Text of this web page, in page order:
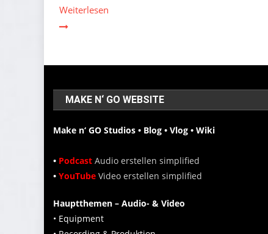
Weiterlesen
MAKE N‘ GO WEBSITE
Make n‘ GO Studios • Blog • Vlog • Wiki
• PodcastAudio erstellen simplified
•YouTubeVideo erstellen simplified
Hauptthemen – Audio- & Video
• Equipment